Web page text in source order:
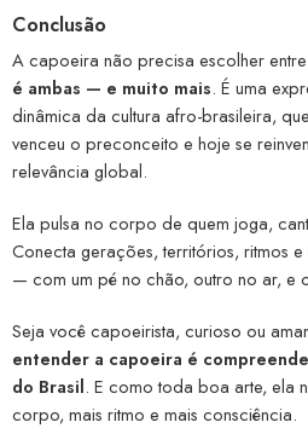
Conclusão
A capoeira não precisa escolher
é ambas — e muito mais. É uma
dinâmica da cultura afro-brasileira,
venceu o preconceito e hoje se
relevância global.
Ela pulsa no corpo de quem joga,
Conecta gerações, territórios, ritmos e
— com um pé no chão, outro no ar, e
Seja você capoeirista, curioso ou
entender a capoeira é
do Brasil. E como toda boa arte, ela
corpo, mais ritmo e mais consciência.